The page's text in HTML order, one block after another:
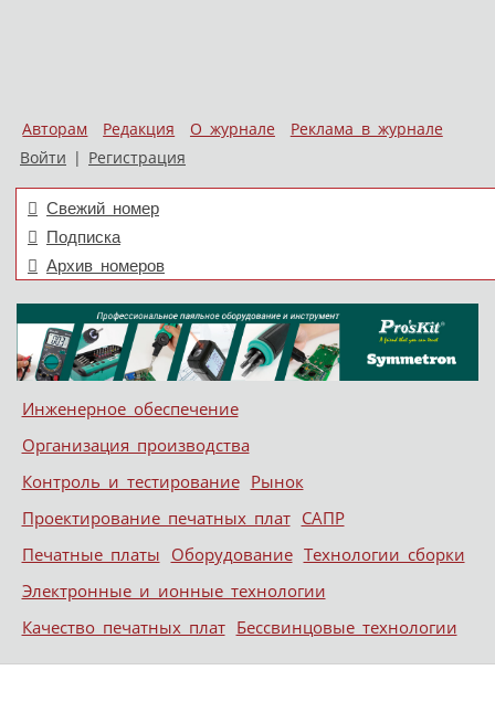
Авторам Редакция О журнале
Реклама в журнале
Войти | Регистрация
Свежий номер
Подписка
Архив номеров
Меню
Skip to content
Инженерное обеспечение
Организация производства
Контроль и тестирование Рынок
Проектирование печатных плат САПР
Печатные платы Оборудование Технологии сборки
Электронные и ионные технологии
Качество печатных плат Бессвинцовые технологии